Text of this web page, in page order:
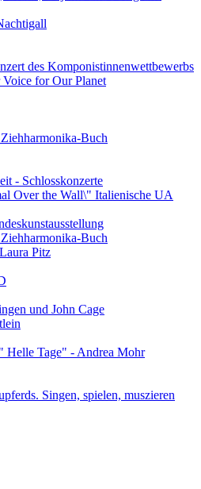
des Komponistinnenwettbewerbs
Voice for Our Planet
Buch
- Schlosskonzerte
Over the Wall\" Italienische UA
Buch
Pitz
und John Cage
Helle Tage" - Andrea Mohr
Singen, spielen, muszieren